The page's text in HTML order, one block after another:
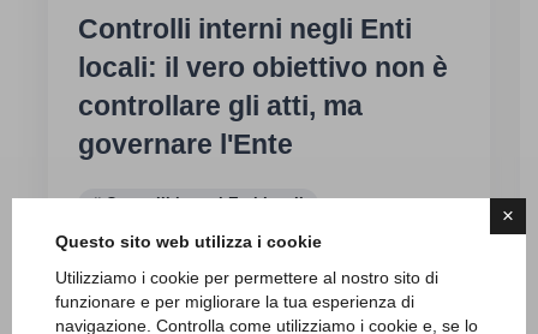
×
Questo sito web utilizza i cookie
Utilizziamo i cookie per permettere al nostro sito di
funzionare e per migliorare la tua esperienza di
navigazione. Controlla come utilizziamo i cookie e, se lo
Controlli interni negli Enti
locali: il vero obiettivo non è
controllare gli atti, ma
governare l'Ente
Controlli interni Enti locali
Governance Enti locali
Controllo di gestione